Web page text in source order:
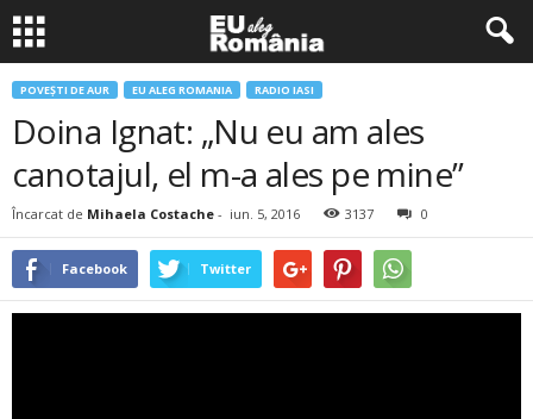
POVEŞTI DE AUR EU ALEG ROMANIA RADIO IASI
Doina Ignat: „Nu eu am ales
canotajul, el m-a ales pe mine”
Încarcat de Mihaela Costache - iun. 5, 2016 3137 0
Facebook Twitter